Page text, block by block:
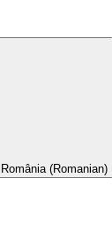
România (Romanian)